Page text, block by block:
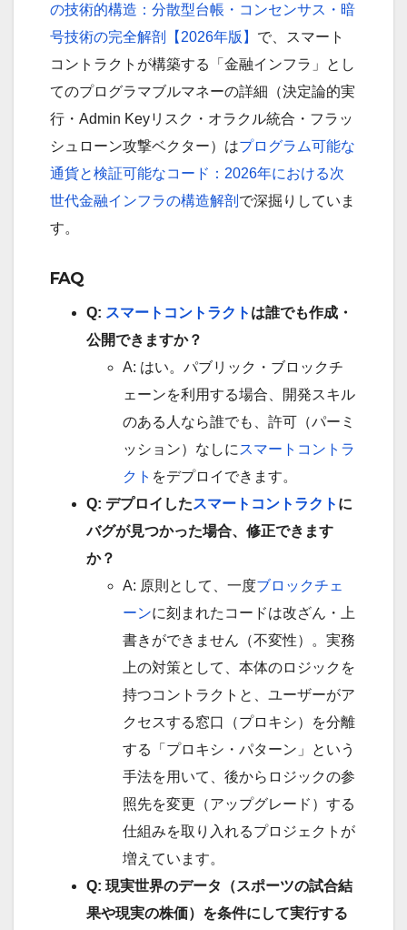
の技術的構造：分散型台帳・コンセンサス・暗
号技術の完全解剖【2026年版】 で、スマート
コントラクトが構築する「金融インフラ」とし
てのプログラマブルマネーの詳細（決定論的実
行・Admin Keyリスク・オラクル統合・フラッ
シュローン攻撃ベクター）はプログラム可能な
通貨と検証可能なコード：2026年における次
世代金融インフラの構造解剖 で深掘りしていま
す。
FAQ
Q: スマートコントラクト は誰でも作成・
公開できますか？
A: はい。パブリック・ブロックチ
ェーンを利用する場合、開発スキル
のある人なら誰でも、許可（パーミ
ッション）なしに スマートコントラ
クト をデプロイできます。
Q: デプロイしたスマートコントラクト に
バグが見つかった場合、修正できます
か？
A: 原則として、一度ブロックチェ
ーンに刻まれたコードは改ざん・上
書きができません（不変性）。実務
上の対策として、本体のロジックを
持つコントラクトと、ユーザーがア
クセスする窓口（プロキシ）を分離
する「プロキシ・パターン」という
手法を用いて、後からロジックの参
照先を変更（アップグレード）する
仕組みを取り入れるプロジェクトが
増えています。
Q: 現実世界のデータ（スポーツの試合結
果や現実の株価）を条件にして実行する